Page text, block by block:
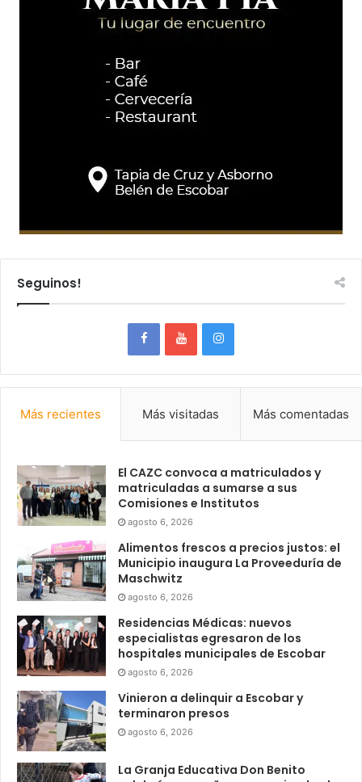
Seguinos!
Más recientes Más visitadas Más comentadas
El CAZC convoca a matriculados y
matriculadas a sumarse a sus
Comisiones e Institutos
agosto 6, 2026
Alimentos frescos a precios justos: el
Municipio inaugura La Proveeduría de
Maschwitz
agosto 6, 2026
Residencias Médicas: nuevos
especialistas egresaron de los
hospitales municipales de Escobar
agosto 6, 2026
Vinieron a delinquir a Escobar y
terminaron presos
agosto 6, 2026
La Granja Educativa Don Benito